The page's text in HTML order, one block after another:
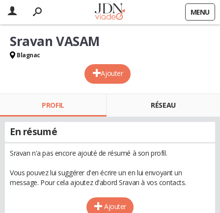
MENU
Ajouter
Sravan VASAM
Blagnac
PROFIL RÉSEAU
En résumé
Sravan n'a pas encore ajouté de résumé à son profil.
Vous pouvez lui suggérer d'en écrire un en lui envoyant un
message. Pour cela ajoutez d'abord Sravan à vos contacts.
Ajouter